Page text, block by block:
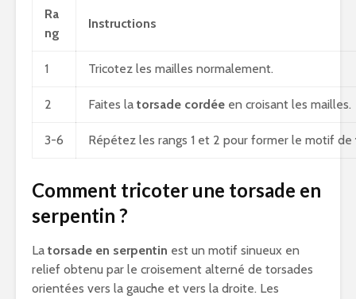
Ra
ng
Instructions
1 Tricotez les mailles normalement.
2 Faites la torsade cordée en croisant les mailles.
3-6 Répétez les rangs 1 et 2 pour former le motif de
Comment tricoter une torsade en
serpentin ?
La torsade en serpentin est un motif sinueux en
relief obtenu par le croisement alterné de torsades
orientées vers la gauche et vers la droite. Les